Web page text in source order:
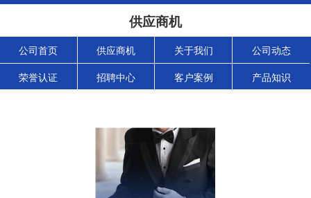
供应商机
公司首页 供应商机 关于我们 公司动态
荣誉认证 招聘中心 客户案例 产品知识